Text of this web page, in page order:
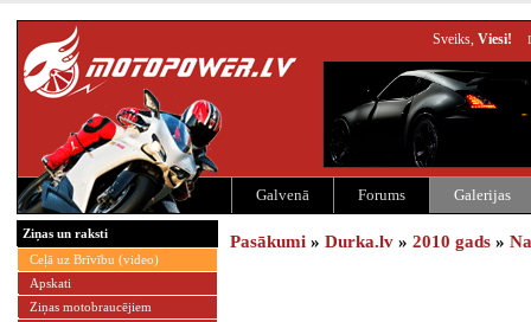
Sveiks, Viesi!
Galvenā Forums Galerijas
Ziņas un raksti
Ceļā uz Brīvību (video)
Apskati
Ziņas motobraucējiem
Pasākumi » Durka.lv » 2010 gads »